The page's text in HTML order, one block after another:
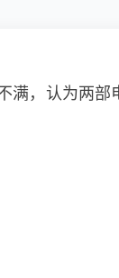
满，认为两部